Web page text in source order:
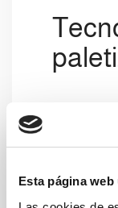
Esta página
esquema